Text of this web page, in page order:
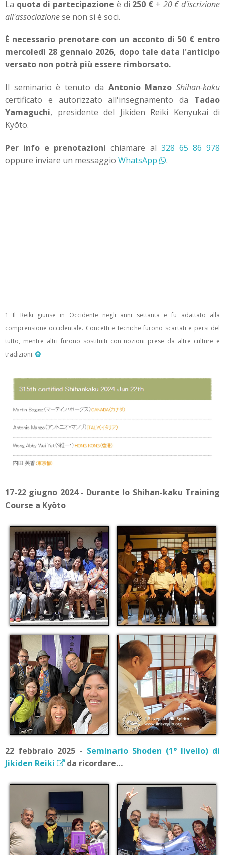
La quota di partecipazione è di 250 € + 20 € d'iscrizione
all'associazionese non si è soci.
È necessario prenotare con un acconto di 50 € entro
mercoledì 28 gennaio 2026, dopo tale data l'anticipo
versato non potrà più essere rimborsato.
Il seminario è tenuto da Antonio Manzo Shihan-kaku
certificato e autorizzato all'insegnamento da Tadao
Yamaguchi, presidente del Jikiden Reiki Kenyukai di
Kyōto.
Per info e prenotazioni chiamare al 328 65 86 978
oppure inviare un messaggio WhatsApp .
1 Il Reiki giunse in Occidente negli anni settanta e fu adattato alla
comprensione occidentale. Concetti e tecniche furono scartati e persi del
tutto, mentre altri furono sostituiti con nozioni prese da altre culture e
tradizioni.
17-22 giugno 2024 - Durante lo Shihan-kaku Training
Course a Kyōto
22 febbraio 2025 - Seminario Shoden (1° livello) di
Jikiden Reiki
da ricordare…